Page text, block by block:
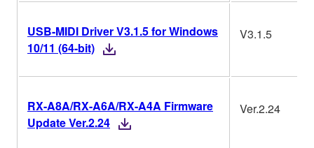
USB-MIDI Driver V3.1.5 for Windows
10/11 (64-bit)
V3.1.5
RX-A8A/RX-A6A/RX-A4A Firmware
Update Ver.2.24
Ver.2.24